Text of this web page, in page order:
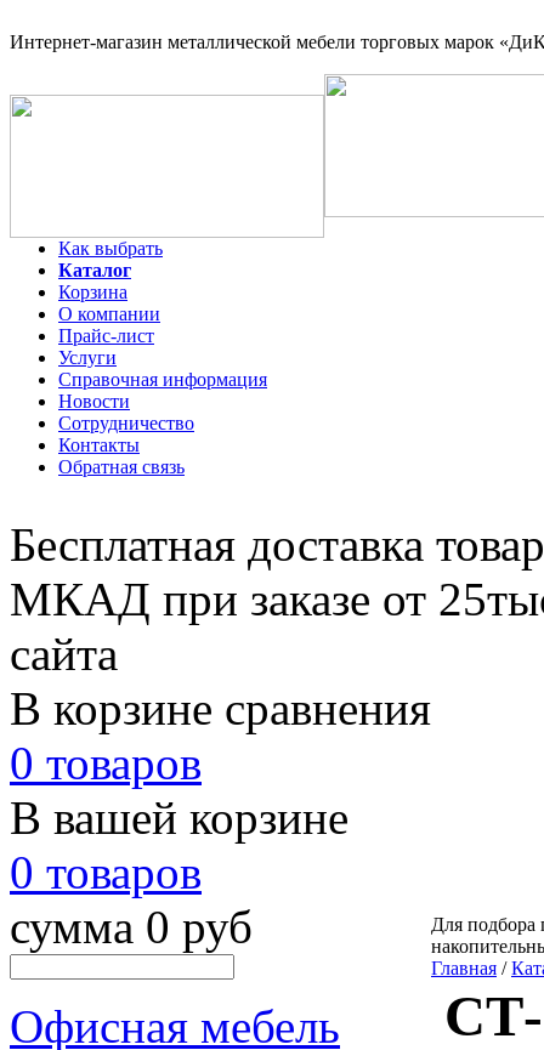
Интернет-магазин металлической мебели торговых марок
Как выбрать
Каталог
Корзина
О компании
Прайс-лист
Услуги
Справочная информация
Новости
Сотрудничество
Контакты
Обратная связь
Бесплатная доставка
МКАД при заказе от
сайта
В корзине сравнения
0 товаров
В вашей корзине
0 товаров
сумма 0 руб
Офисная мебель
Для подбора
Главная /